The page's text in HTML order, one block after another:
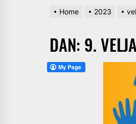
Home 2023
DAN: 9.